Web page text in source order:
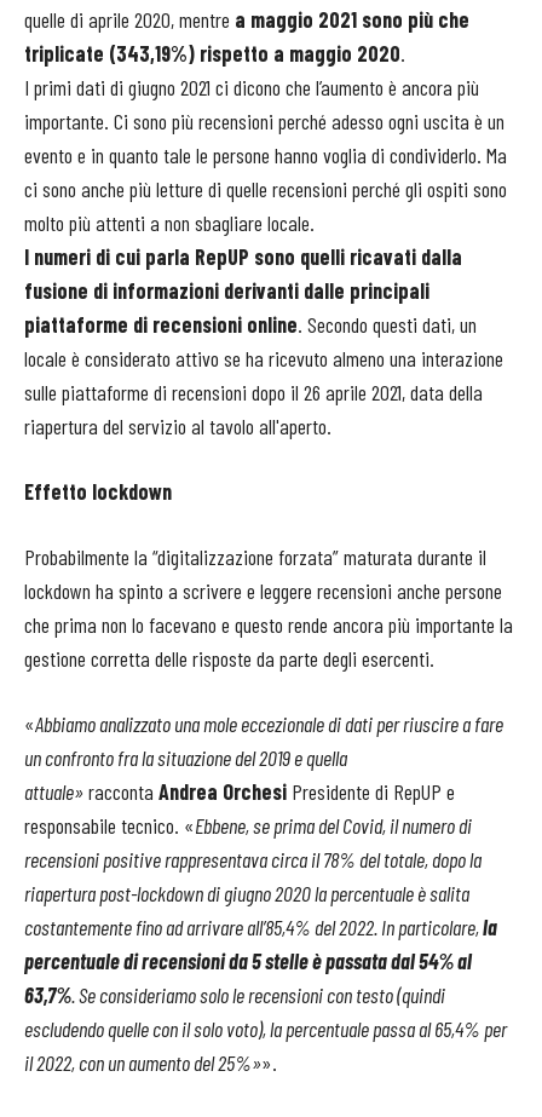
quelle di aprile 2020, mentre a maggio 2021 sono più che
triplicate (343,19%) rispetto a maggio 2020.
I primi dati di giugno 2021 ci dicono che l’aumento è ancora più
importante. Ci sono più recensioni perché adesso ogni uscita è un
evento e in quanto tale le persone hanno voglia di condividerlo. Ma
ci sono anche più letture di quelle recensioni perché gli ospiti sono
molto più attenti a non sbagliare locale.
I numeri di cui parla RepUP sono quelli ricavati dalla
fusione di informazioni derivanti dalle principali
piattaforme di recensioni online. Secondo questi dati, un
locale è considerato attivo se ha ricevuto almeno una interazione
sulle piattaforme di recensioni dopo il 26 aprile 2021, data della
riapertura del servizio al tavolo all'aperto.
Effetto lockdown
Probabilmente la “digitalizzazione forzata” maturata durante il
lockdown ha spinto a scrivere e leggere recensioni anche persone
che prima non lo facevano e questo rende ancora più importante la
gestione corretta delle risposte da parte degli esercenti.
«Abbiamo analizzato una mole eccezionale di dati per riuscire a fare
un confronto fra la situazione del 2019 e quella
attuale» racconta Andrea Orchesi Presidente di RepUP e
responsabile tecnico. «Ebbene, se prima del Covid, il numero di
recensioni positive rappresentava circa il 78% del totale, dopo la
riapertura post-lockdown di giugno 2020 la percentuale è salita
costantemente fino ad arrivare all’85,4% del 2022. In particolare,la
percentuale di recensioni da 5 stelle è passata dal 54% al
63,7%. Se consideriamo solo le recensioni con testo (quindi
escludendo quelle con il solo voto), la percentuale passa al 65,4% per
il 2022, con un aumento del 25%»».